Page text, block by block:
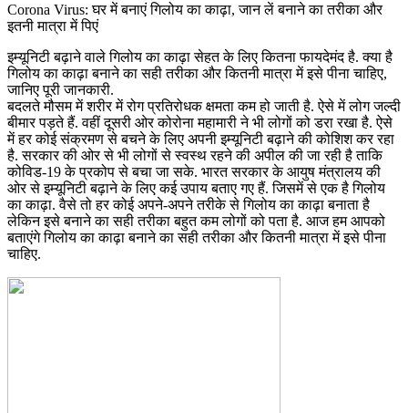
Corona Virus: घर में बनाएं गिलोय का काढ़ा, जान लें बनाने का तरीका और
इतनी मात्रा में पिएं
इम्यूनिटी बढ़ाने वाले गिलोय का काढ़ा सेहत के लिए कितना फायदेमंद है. क्या है
गिलोय का काढ़ा बनाने का सही तरीका और कितनी मात्रा में इसे पीना चाहिए,
जानिए पूरी जानकारी.
बदलते मौसम में शरीर में रोग प्रतिरोधक क्षमता कम हो जाती है. ऐसे में लोग जल्दी
बीमार पड़ते हैं. वहीं दूसरी ओर कोरोना महामारी ने भी लोगों को डरा रखा है. ऐसे
में हर कोई संक्रमण से बचने के लिए अपनी इम्यूनिटी बढ़ाने की कोशिश कर रहा
है. सरकार की ओर से भी लोगों से स्वस्थ रहने की अपील की जा रही है ताकि
कोविड-19 के प्रकोप से बचा जा सके. भारत सरकार के आयुष मंत्रालय की
ओर से इम्यूनिटी बढ़ाने के लिए कई उपाय बताए गए हैं. जिसमें से एक है गिलोय
का काढ़ा. वैसे तो हर कोई अपने-अपने तरीके से गिलोय का काढ़ा बनाता है
लेकिन इसे बनाने का सही तरीका बहुत कम लोगों को पता है. आज हम आपको
बताएंगे गिलोय का काढ़ा बनाने का सही तरीका और कितनी मात्रा में इसे पीना
चाहिए.